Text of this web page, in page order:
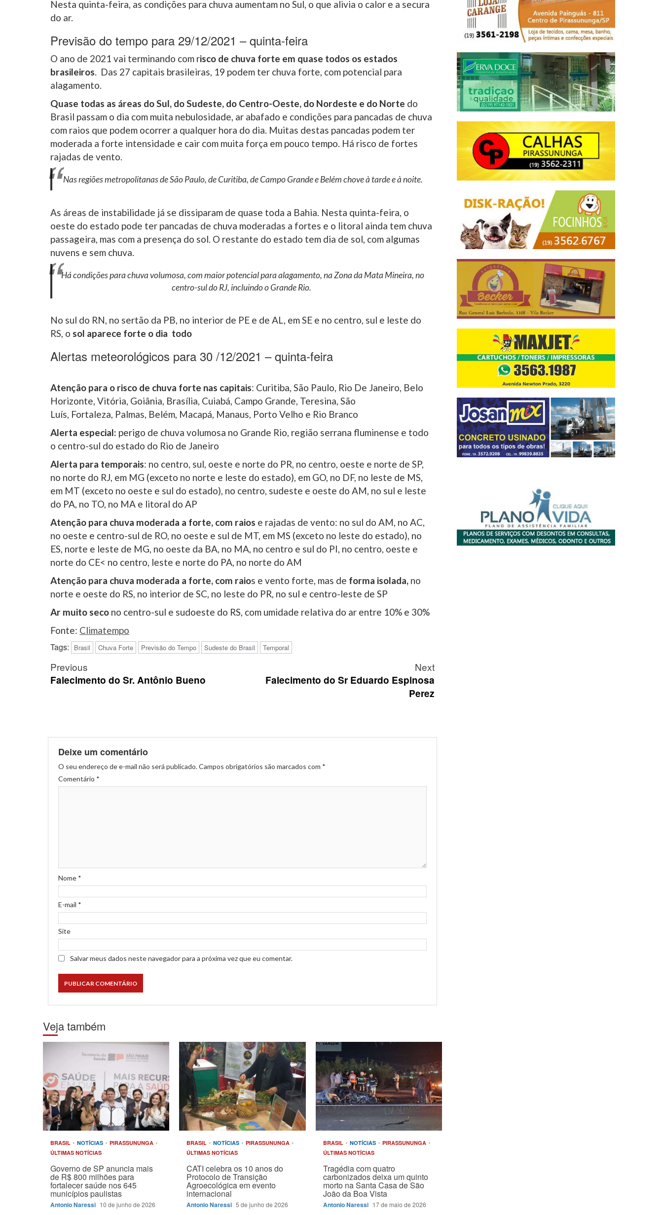
Nesta quinta-feira, as condições para chuva aumentam no Sul, o que alivia o calor e a secura
do ar.
Previsão do tempo para 29/12/2021 – quinta-feira
O ano de 2021 vai terminando com risco de chuva forte em quase todos os estados
brasileiros. Das 27 capitais brasileiras, 19 podem ter chuva forte, com potencial para
alagamento.
Quase todas as áreas do Sul, do Sudeste, do Centro-Oeste, do Nordeste e do Norte do
Brasil passam o dia com muita nebulosidade, ar abafado e condições para pancadas de chuva
com raios que podem ocorrer a qualquer hora do dia. Muitas destas pancadas podem ter
moderada a forte intensidade e cair com muita força em pouco tempo. Há risco de fortes
rajadas de vento.
Nas regiões metropolitanas de São Paulo, de Curitiba, de Campo Grande e Belém chove à tarde e à noite.
As áreas de instabilidade já se dissiparam de quase toda a Bahia. Nesta quinta-feira, o
oeste do estado pode ter pancadas de chuva moderadas a fortes e o litoral ainda tem chuva
passageira, mas com a presença do sol. O restante do estado tem dia de sol, com algumas
nuvens e sem chuva.
Há condições para chuva volumosa, com maior potencial para alagamento, na Zona da Mata Mineira, no
centro-sul do RJ, incluindo o Grande Rio.
No sul do RN, no sertão da PB, no interior de PE e de AL, em SE e no centro, sul e leste do
RS, o sol aparece forte o dia todo
Alertas meteorológicos para 30 /12/2021 – quinta-feira
Atenção para o risco de chuva forte nas capitais: Curitiba, São Paulo, Rio De Janeiro, Belo
Horizonte, Vitória, Goiânia, Brasília, Cuiabá, Campo Grande, Teresina, São
Luís, Fortaleza, Palmas, Belém, Macapá, Manaus, Porto Velho e Rio Branco
Alerta especial: perigo de chuva volumosa no Grande Rio, região serrana fluminense e todo
o centro-sul do estado do Rio de Janeiro
Alerta para temporais: no centro, sul, oeste e norte do PR, no centro, oeste e norte de SP,
no norte do RJ, em MG (exceto no norte e leste do estado), em GO, no DF, no leste de MS,
em MT (exceto no oeste e sul do estado), no centro, sudeste e oeste do AM, no sul e leste
do PA, no TO, no MA e litoral do AP
Atenção para chuva moderada a forte, com raios e rajadas de vento: no sul do AM, no AC,
no oeste e centro-sul de RO, no oeste e sul de MT, em MS (exceto no leste do estado), no
ES, norte e leste de MG, no oeste da BA, no MA, no centro e sul do PI, no centro, oeste e
norte do CE< no centro, leste e norte do PA, no norte do AM
Atenção para chuva moderada a forte, com raios e vento forte, mas de forma isolada, no
norte e oeste do RS, no interior de SC, no leste do PR, no sul e centro-leste de SP
Ar muito seco no centro-sul e sudoeste do RS, com umidade relativa do ar entre 10% e 30%
Fonte: Climatempo
Tags:
Brasil Chuva Forte Previsão do Tempo Sudeste do Brasil Temporal
Post
navigation
Previous
Falecimento do Sr. Antônio Bueno
Next
Falecimento do Sr Eduardo Espinosa
Perez
Deixe um comentário
O seu endereço de e-mail não será publicado.Campos obrigatórios são marcados com *
Comentário *
Nome *
E-mail *
Site
Salvar meus dados neste navegador para a próxima vez que eu comentar.
Veja também
BRASIL NOTÍCIAS
PIRASSUNUNGA
ÚLTIMAS NOTÍCIAS
Governo de SP anuncia mais
de R$ 800 milhões para
fortalecer saúde nos 645
municípios paulistas
Antonio Naressi 10 de junho de 2026
BRASIL NOTÍCIAS
PIRASSUNUNGA
ÚLTIMAS NOTÍCIAS
CATI celebra os 10 anos do
Protocolo de Transição
Agroecológica em evento
internacional
Antonio Naressi 5 de junho de 2026
BRASIL NOTÍCIAS
PIRASSUNUNGA
ÚLTIMAS NOTÍCIAS
Tragédia com quatro
carbonizados deixa um quinto
morto na Santa Casa de São
João da Boa Vista
Antonio Naressi 17 de maio de 2026